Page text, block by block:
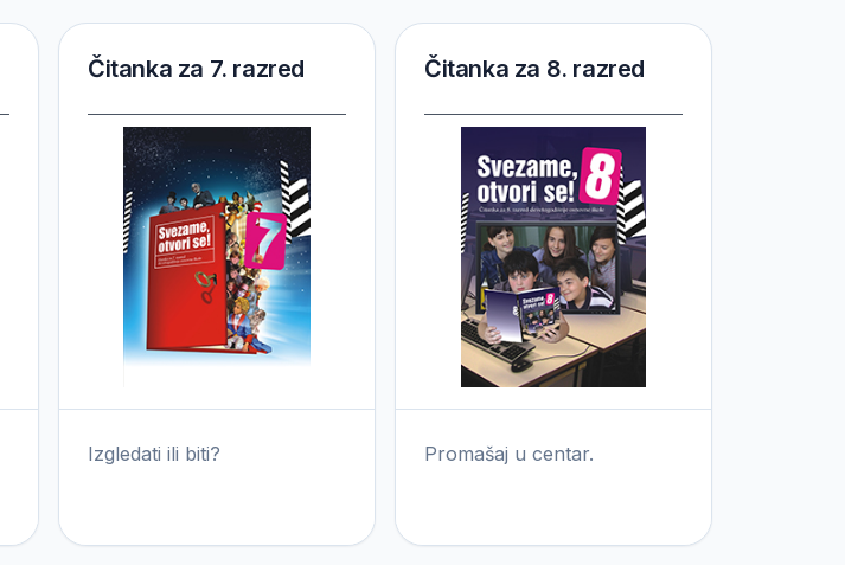
Čitanka za 7. razred
Izgledati ili biti?
Čitanka za 8. razred
Promašaj u centar.